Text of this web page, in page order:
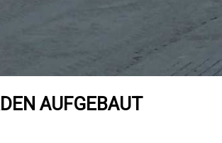
AUFGEBAUT